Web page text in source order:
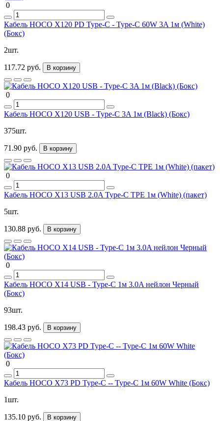
0
Кабель HOCO X120 PD Type-C - Type-C 60W 3A 1м (White)
(Бокс)
2шт.
117.72 руб. В корзину
0
Кабель HOCO X120 USB - Type-C 3A 1м (Black) (Бокс)
375шт.
71.90 руб. В корзину
0
Кабель HOCO X13 USB 2.0A Type-C TPE 1м (White) (пакет)
5шт.
130.88 руб. В корзину
0
Кабель HOCO X14 USB - Type-C 1м 3.0A нейлон Черный
(Бокс)
93шт.
198.43 руб. В корзину
0
Кабель HOCO X73 PD Type-C -- Type-C 1м 60W White (Бокс)
1шт.
135.10 руб. В корзину